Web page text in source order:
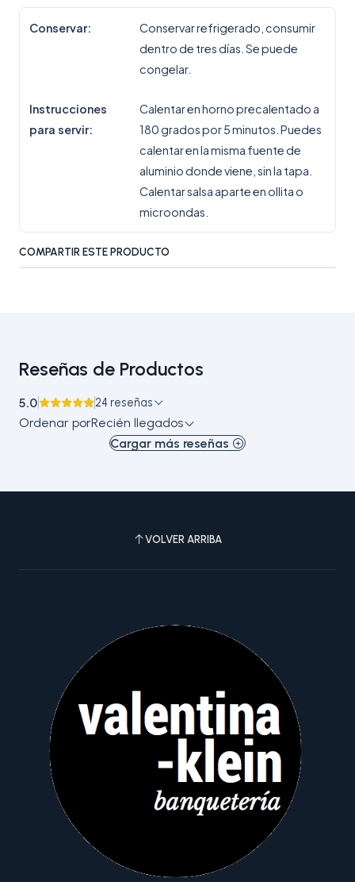
Conservar:
Conservar refrigerado, consumir
dentro de tres días. Se puede
congelar.
Instrucciones
para servir:
Calentar en horno precalentado a
180 grados por 5 minutos. Puedes
calentar en la misma fuente de
aluminio donde viene, sin la tapa.
Calentar salsa aparte en ollita o
microondas.
COMPARTIR ESTE PRODUCTO
Reseñas de Productos
5.0 24 reseñas
Ordenar porRecién llegados
Cargar más reseñas
VOLVER ARRIBA